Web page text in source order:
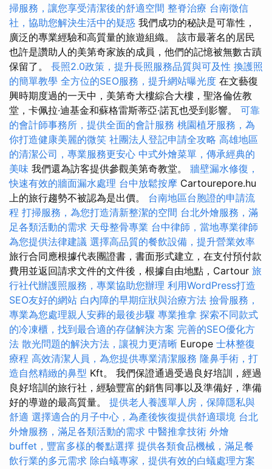
掃服務，讓您享受清潔後的舒適空間 整脊治療 台南徵信
社，協助您解決生活中的疑惑 我們成功的秘訣是可靠性，
廣泛的專業經驗和高質量的旅遊組織。 該市最著名的居民
也許是讚助人的美第奇家族的成員，他們的記憶被無數古蹟
保留了。 長照2.0政策，提升長照服務品質與可及性 換護照
的簡單教學 全方位的SEO服務，提升網站曝光度 在文藝復
興時期度過的一天中，美第奇大樓綜合大樓，聖洛倫佐教
堂，卡佩拉·迪基金和蘇格雷斯蒂亞·諾瓦也受到影響。 可靠
的會計師事務所，提供全面的會計服務 桃園植牙服務，為
你打造健康美麗的微笑 社團法人登記申請全攻略 高雄地區
的清潔公司，專業服務更安心 中式外燴菜單，傳承經典的
美味 我們還為訪客提供參觀美第奇教堂。 牆壁漏水修復，
快速有效的牆面漏水處理 台中放鬆按摩 Cartourepore.hu
上的旅行趨勢不被認為是出價。 台南地區台胞證的申請流
程 打掃服務，為您打造清新整潔的空間 台北外燴服務，滿
足各類活動的需求 天母整骨專業 台中律師，當地專業律師
為您提供法律建議 選擇高品質的餐飲設備，提升營業效率
旅行合同應根據代表團證書，書面形式建立，在支付預付款
費用並返回請求文件的文件後，根據自由地點，Cartour 旅
行社代辦護照服務，專業協助您辦理 利用WordPress打造
SEO友好的網站 白內障的早期症狀與治療方法 撿骨服務，
專業為您處理親人安葬的最後步驟 專業推拿 探索不同款式
的冷凍櫃，找到最合適的存儲解決方案 完善的SEO優化方
法 散光問題的解決方法，讓視力更清晰 Europe 士林整復
療程 高效清潔人員，為您提供專業清潔服務 隆鼻手術，打
造自然精緻的鼻型 Kft。 我們保證通過受過良好培訓，經過
良好培訓的旅行社，經驗豐富的銷售同事以及準備好，準備
好的導遊的最高質量。 提供老人養護單人房，保障隱私與
舒適 選擇適合的月子中心，為產後恢復提供舒適環境 台北
外燴服務，滿足各類活動的需求 中醫推拿技術 外燴
buffet，豐富多樣的餐點選擇 提供各類食品機械，滿足餐
飲行業的多元需求 除白蟻專家，提供有效的白蟻處理方案